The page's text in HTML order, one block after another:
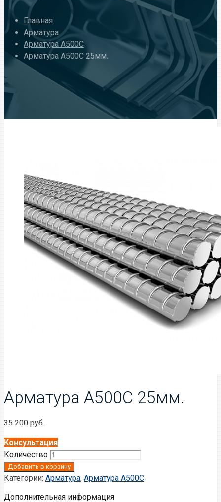
Главная
Арматура
Арматура A500C
Арматура А500С 25мм.
Арматура А500С 25мм.
35 200 руб.
Консультация
Количество
Добавить в корзину
Категории: Арматура, Арматура A500C
Дополнительная информация